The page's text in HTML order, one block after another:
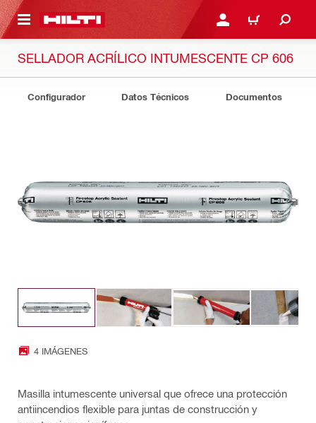
PRINCIPAL INICIE SESIÓN O
CARRITO
SELLADOR ACRÍLICO INTUMESCENTE CP 606
Configurador Datos Técnicos Documentos
4 IMÁGENES
Masilla intumescente universal que ofrece una protección
antiincendios flexible para juntas de construcción y